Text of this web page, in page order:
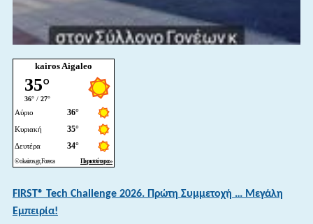
kairos Aigaleo
FIRST® Tech Challenge 2026. Πρώτη Συμμετοχή … Μεγάλη
Εμπειρία!